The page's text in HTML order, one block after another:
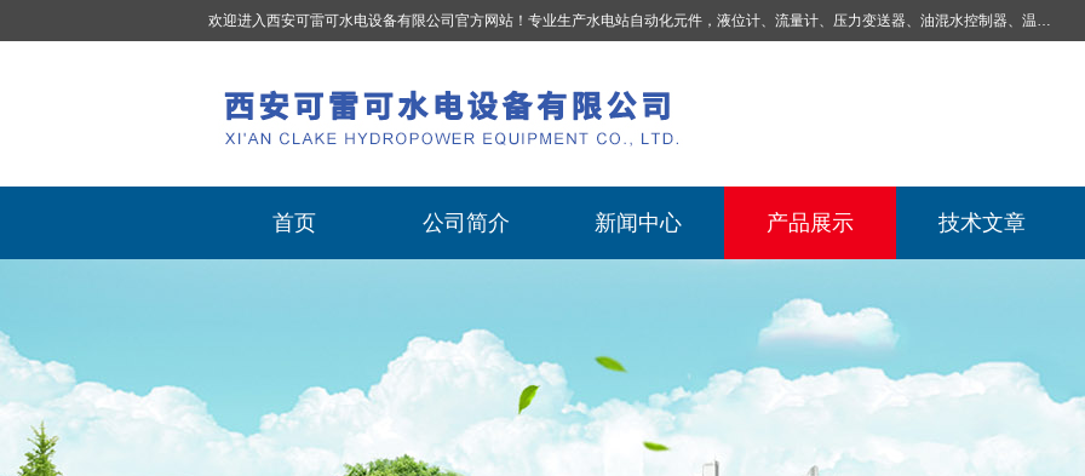
欢迎进入西安可雷可水电设备有限公司官方网站！专业生产水电站自动化元件，液位计、流量计、压力变送器、油混水控制器、温度传感器、电磁阀球阀蝶阀、测速装置、位移变送器、油冷却器、自动补气装置、机械过速保护装置、排水控制柜、压油装置控制系统、液位集中控制系统、水力量测控制系统、水轮发电机组监测系统、电容式液位开关、压力表、测温制动柜、蝴蝶阀球阀控制柜 |
首页 公司简介 新闻中心 产品展示 技术文章